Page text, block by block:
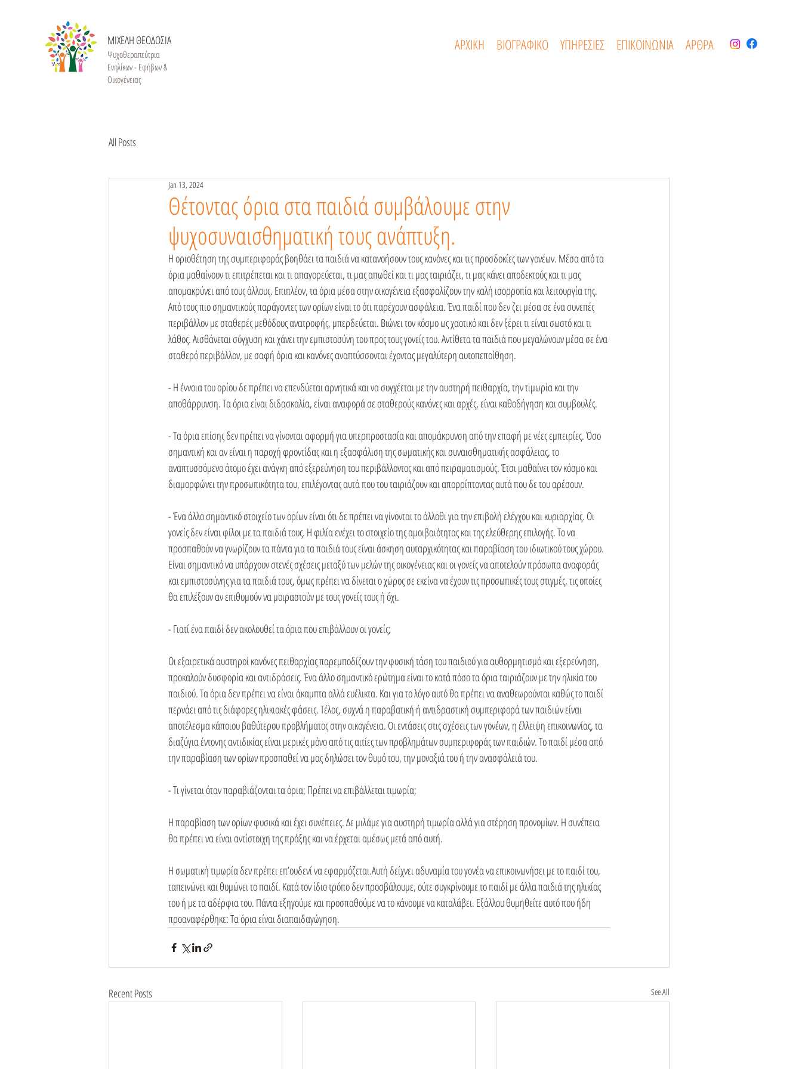
ΜΙΧΕΛΗ ΘΕΟΔΟΣΙΑ
Ψυχοθεραπεύτρια
Ενηλίκων - Εφήβων &
Οικογένειας
ΑΡΧΙΚΗ ΒΙΟΓΡΑΦΙΚΟ ΥΠΗΡΕΣΙΕΣ ΕΠΙΚΟΙΝΩΝΙΑ ΑΡΘΡΑ
All Posts
Θέτοντας όρια στα παιδιά συμβάλουμε στην
ψυχοσυναισθηματική τους ανάπτυξη.
Jan 13, 2024
Η οριοθέτηση της συμπεριφοράς βοηθάει τα παιδιά να κατανοήσουν τους κανόνες και τις προσδοκίες των γονέων. Μέσα από τα
όρια μαθαίνουν τι επιτρέπεται και τι απαγορεύεται, τι μας απωθεί και τι μας ταιριάζει, τι μας κάνει αποδεκτούς και τι μας
απομακρύνει από τους άλλους. Επιπλέον, τα όρια μέσα στην οικογένεια εξασφαλίζουν την καλή ισορροπία και λειτουργία της.
Από τους πιο σημαντικούς παράγοντες των ορίων είναι το ότι παρέχουν ασφάλεια. Ένα παιδί που δεν ζει μέσα σε ένα συνεπές
περιβάλλον με σταθερές μεθόδους ανατροφής, μπερδεύεται. Βιώνει τον κόσμο ως χαοτικό και δεν ξέρει τι είναι σωστό και τι
λάθος. Αισθάνεται σύγχυση και χάνει την εμπιστοσύνη του προς τους γονείς του. Αντίθετα τα παιδιά που μεγαλώνουν μέσα σε ένα
σταθερό περιβάλλον, με σαφή όρια και κανόνες αναπτύσσονται έχοντας μεγαλύτερη αυτοπεποίθηση.
- Η έννοια του ορίου δε πρέπει να επενδύεται αρνητικά και να συγχέεται με την αυστηρή πειθαρχία, την τιμωρία και την
αποθάρρυνση. Τα όρια είναι διδασκαλία, είναι αναφορά σε σταθερούς κανόνες και αρχές, είναι καθοδήγηση και συμβουλές.
- Τα όρια επίσης δεν πρέπει να γίνονται αφορμή για υπερπροστασία και απομάκρυνση από την επαφή με νέες εμπειρίες. Όσο
σημαντική και αν είναι η παροχή φροντίδας και η εξασφάλιση της σωματικής και συναισθηματικής ασφάλειας, το
αναπτυσσόμενο άτομο έχει ανάγκη από εξερεύνηση του περιβάλλοντος και από πειραματισμούς. Έτσι μαθαίνει τον κόσμο και
διαμορφώνει την προσωπικότητα του, επιλέγοντας αυτά που του ταιριάζουν και απορρίπτοντας αυτά που δε του αρέσουν.
- Ένα άλλο σημαντικό στοιχείο των ορίων είναι ότι δε πρέπει να γίνονται το άλλοθι για την επιβολή ελέγχου και κυριαρχίας. Οι
γονείς δεν είναι φίλοι με τα παιδιά τους. Η φιλία ενέχει το στοιχείο της αμοιβαιότητας και της ελεύθερης επιλογής. Το να
προσπαθούν να γνωρίζουν τα πάντα για τα παιδιά τους είναι άσκηση αυταρχικότητας και παραβίαση του ιδιωτικού τους χώρου.
Είναι σημαντικό να υπάρχουν στενές σχέσεις μεταξύ των μελών της οικογένειας και οι γονείς να αποτελούν πρόσωπα αναφοράς
και εμπιστοσύνης για τα παιδιά τους, όμως πρέπει να δίνεται ο χώρος σε εκείνα να έχουν τις προσωπικές τους στιγμές, τις οποίες
θα επιλέξουν αν επιθυμούν να μοιραστούν με τους γονείς τους ή όχι.
- Γιατί ένα παιδί δεν ακολουθεί τα όρια που επιβάλλουν οι γονείς;
Οι εξαιρετικά αυστηροί κανόνες πειθαρχίας παρεμποδίζουν την φυσική τάση του παιδιού για αυθορμητισμό και εξερεύνηση,
προκαλούν δυσφορία και αντιδράσεις. Ένα άλλο σημαντικό ερώτημα είναι το κατά πόσο τα όρια ταιριάζουν με την ηλικία του
παιδιού. Τα όρια δεν πρέπει να είναι άκαμπτα αλλά ευέλικτα. Και για το λόγο αυτό θα πρέπει να αναθεωρούνται καθώς το παιδί
περνάει από τις διάφορες ηλικιακές φάσεις. Τέλος, συχνά η παραβατική ή αντιδραστική συμπεριφορά των παιδιών είναι
αποτέλεσμα κάποιου βαθύτερου προβλήματος στην οικογένεια. Οι εντάσεις στις σχέσεις των γονέων, η έλλειψη επικοινωνίας, τα
διαζύγια έντονης αντιδικίας είναι μερικές μόνο από τις αιτίες των προβλημάτων συμπεριφοράς των παιδιών. Το παιδί μέσα από
την παραβίαση των ορίων προσπαθεί να μας δηλώσει τον θυμό του, την μοναξιά του ή την ανασφάλειά του.
- Τι γίνεται όταν παραβιάζονται τα όρια; Πρέπει να επιβάλλεται τιμωρία;
Η παραβίαση των ορίων φυσικά και έχει συνέπειες. Δε μιλάμε για αυστηρή τιμωρία αλλά για στέρηση προνομίων. Η συνέπεια
θα πρέπει να είναι αντίστοιχη της πράξης και να έρχεται αμέσως μετά από αυτή.
Η σωματική τιμωρία δεν πρέπει επ’ουδενί να εφαρμόζεται.Αυτή δείχνει αδυναμία του γονέα να επικοινωνήσει με το παιδί του,
ταπεινώνει και θυμώνει το παιδί. Κατά τον ίδιο τρόπο δεν προσβάλουμε, ούτε συγκρίνουμε το παιδί με άλλα παιδιά της ηλικίας
του ή με τα αδέρφια του. Πάντα εξηγούμε και προσπαθούμε να το κάνουμε να καταλάβει. Εξάλλου θυμηθείτε αυτό που ήδη
προαναφέρθηκε: Τα όρια είναι διαπαιδαγώγηση.
Recent Posts See All